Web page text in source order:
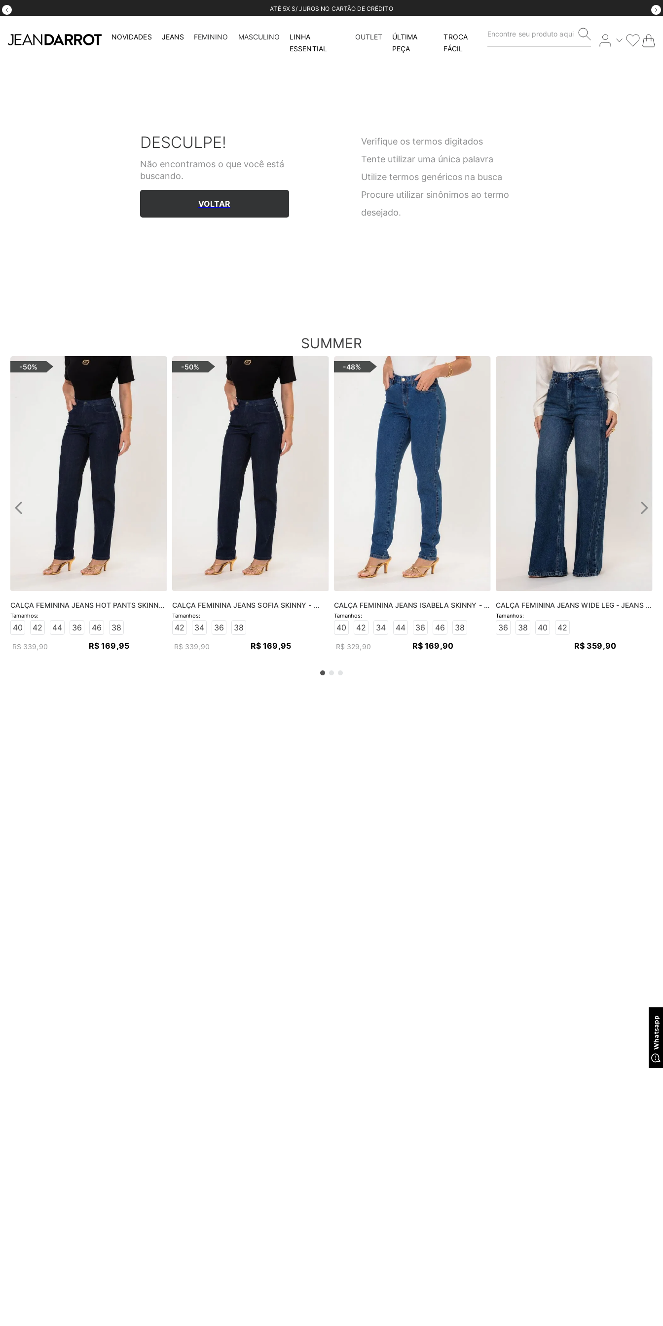
ATÉ 5X S/ JUROS NO CARTÃO DE CRÉDITO
NOVIDADES JEANS FEMININO MASCULINO
LINHA
ESSENTIAL
OUTLET
ÚLTIMA
PEÇA
TROCA
FÁCIL
Encontre seu produto aqui
DESCULPE!
Não encontramos o que você está
buscando.
VOLTAR
Verifique os termos digitados
Tente utilizar uma única palavra
Utilize termos genéricos na busca
Procure utilizar sinônimos ao termo
desejado.
SUMMER
-50%
CALÇA FEMININA JEANS HOT PANTS SKINNY
- JEANS ESCURO
40 42 44 36 46 38
R$ 339,90 R$ 169,95
-50%
CALÇA FEMININA JEANS SOFIA SKINNY -
JEANS ESCURO
42 34 36 38
R$ 339,90 R$ 169,95
-48%
CALÇA FEMININA JEANS ISABELA SKINNY -
JEANS MÉDIO
40 42 34 44 36 46 38
R$ 329,90 R$ 169,90
CALÇA FEMININA JEANS WIDE LEG - JEANS
MÉDIO
36 38 40
42
R$ 359,90